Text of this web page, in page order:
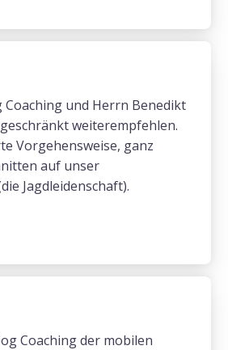
und Herrn Benedikt
weiterempfehlen.
Vorgehensweise, ganz
auf unser
Jagdleidenschaft).
Coaching der mobilen